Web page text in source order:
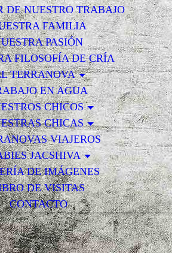
DE NUESTRO TRABAJO
FAMILIA
PASIÓN
FILOSOFÍA DE CRÍA
TERRANOVA
EN AGUA
CHICOS
CHICAS
VIAJEROS
JACSHIVA
DE IMÁGENES
DE VISITAS
CONTACTO